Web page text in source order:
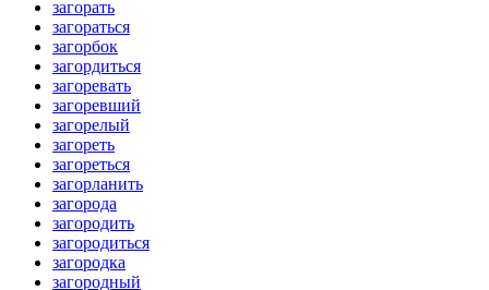
загорать
загораться
загорбок
загордиться
загоревать
загоревший
загорелый
загореть
загореться
загорланить
загорода
загородить
загородиться
загородка
загородный